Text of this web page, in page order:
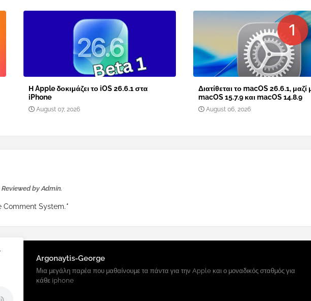
Η Apple δοκιμάζει το iOS 26.6.1 στα
iPhone
August 07, 2026
Διατίθεται το macOS 26.6.1, μαζί
macOS 15.7.9 και macOS 14.8.9
August 06, 2026
by Admin.
Comment System.*
Argonaytis-George
Μια μεγάλη παρέα που μαθαίνουμε τα πάντα για την Apple και ο μοναδικός σταθμός για
κάθε iphone